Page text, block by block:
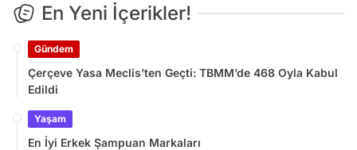
En Yeni İçerikler!
Gündem
Çerçeve Yasa Meclis’ten Geçti: TBMM’de 468 Oyla Kabul
Edildi
Yaşam
En İyi Erkek Şampuan Markaları